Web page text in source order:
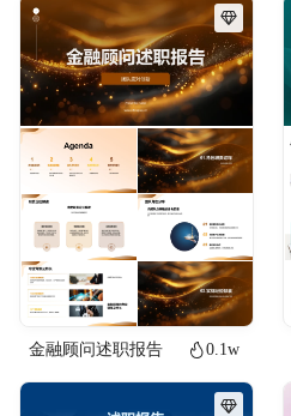
金融顾问述职报告 0.1w